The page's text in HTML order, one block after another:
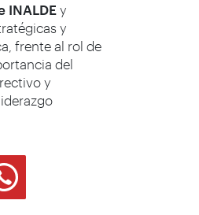
INALDE y
y
frente al rol de
del
y